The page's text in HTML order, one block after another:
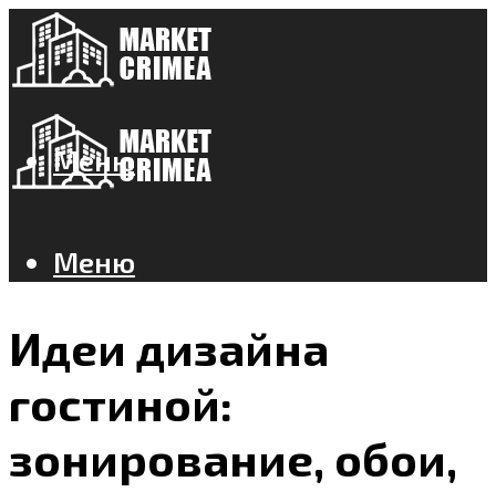
Меню
Меню
Идеи дизайна
гостиной:
зонирование, обои,